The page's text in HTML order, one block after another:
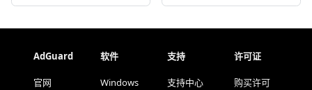
AdGuard
官网
软件
Windows
支持
支持中心
许可证
购买许可